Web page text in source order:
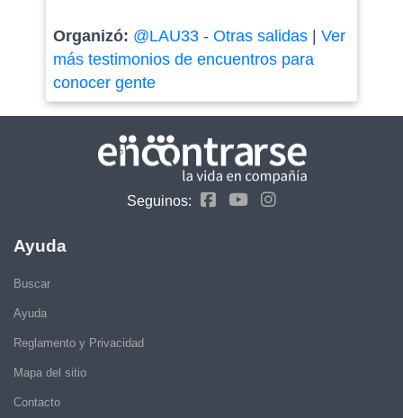
Organizó: @LAU33- Otras salidas| Ver
más testimonios de encuentros para
conocer gente
Seguinos:
Ayuda
Buscar
Ayuda
Reglamento y Privacidad
Mapa del sitio
Contacto